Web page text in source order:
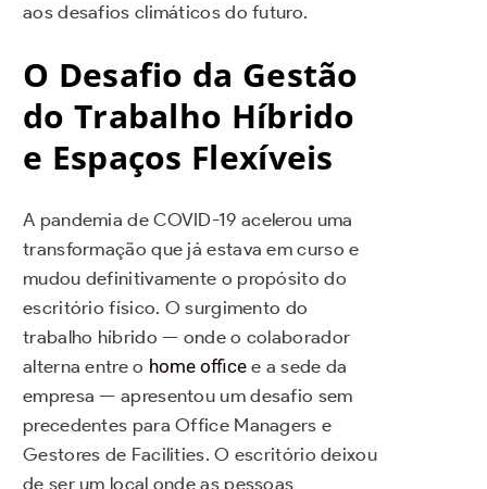
aos desafios climáticos do futuro.
O Desafio da Gestão
do Trabalho Híbrido
e Espaços Flexíveis
A pandemia de COVID-19 acelerou uma
transformação que já estava em curso e
mudou definitivamente o propósito do
escritório físico. O surgimento do
trabalho híbrido — onde o colaborador
alterna entre o home officee a sede da
empresa — apresentou um desafio sem
precedentes para Office Managers e
Gestores de Facilities. O escritório deixou
de ser um local onde as pessoas